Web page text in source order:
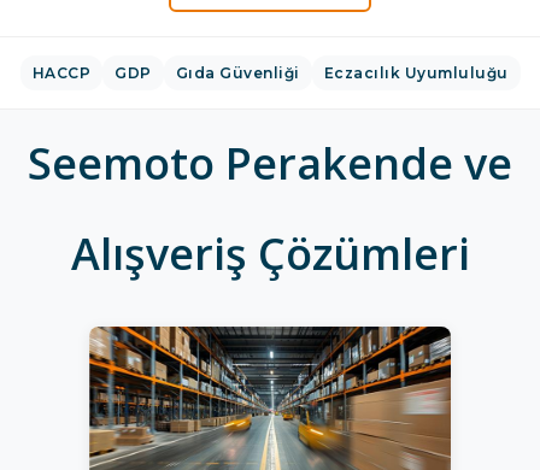
HACCP GDP Gıda Güvenliği Eczacılık Uyumluluğu
Seemoto Perakende ve
Alışveriş Çözümleri